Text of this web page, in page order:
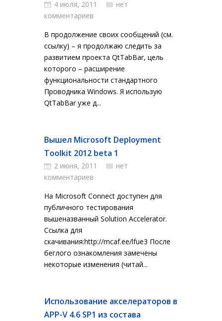
4 июля, 2011
нет
комментариев
В продолжение своих сообщений (см.
ссылку) – я продолжаю следить за
развитием проекта QtTabBar, цель
которого – расширение
функциональности стандартного
Проводника Windows. Я использую
QtTabBar уже д...
Вышел Microsoft Deployment
Toolkit 2012 beta 1
2 июня, 2011
нет
комментариев
На Microsoft Connect доступен для
публичного тестирования
вышеназванный Solution Accelerator.
Ссылка для
скачивания:http://mcaf.ee/lfue3 После
беглого ознакомления замечены
некоторые изменения (читай...
Использование акселераторов в
APP-V 4.6 SP1 из состава